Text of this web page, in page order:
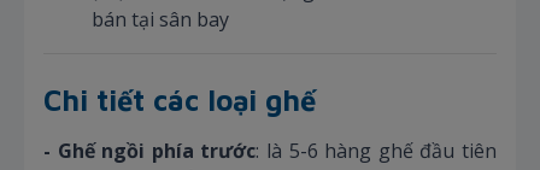
bán tại sân bay
Chi tiết các loại ghế
- Ghế ngồi phía trước: là 5-6 hàng ghế đầu tiên